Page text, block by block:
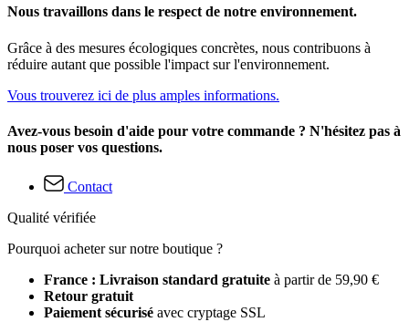
Nous travaillons dans le respect de notre environnement.
Grâce à des mesures écologiques concrètes, nous contribuons à
réduire autant que possible l'impact sur l'environnement.
Vous trouverez ici de plus amples informations.
Avez-vous besoin d'aide pour votre commande ? N'hésitez pas à
nous poser vos questions.
Contact
Qualité vérifiée
Pourquoi acheter sur notre boutique ?
France : Livraison standard gratuite à partir de 59,90 €
Retour gratuit
Paiement sécurisé avec cryptage SSL